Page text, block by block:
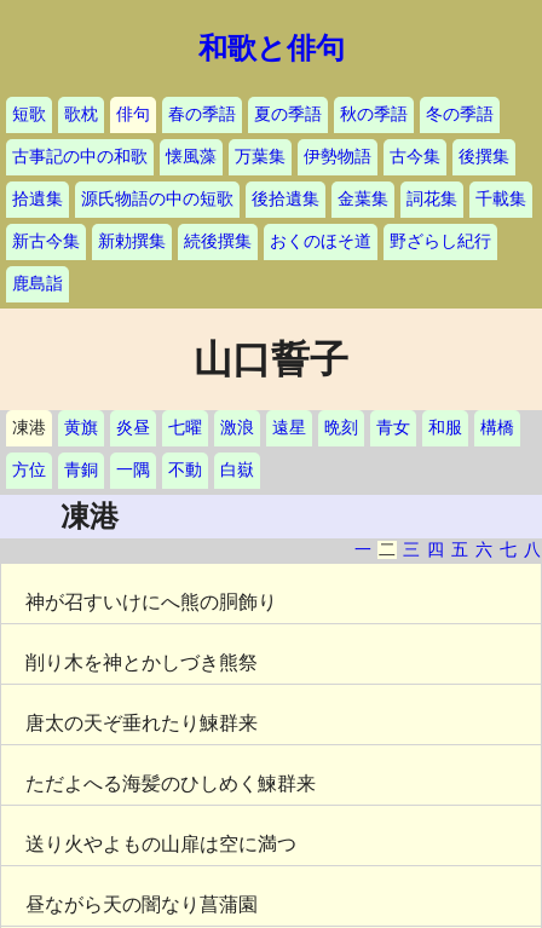
和歌と俳句
短歌 歌枕 俳句 春の季語 夏の季語 秋の季語 冬の季語
古事記の中の和歌 懐風藻 万葉集 伊勢物語 古今集 後撰集
拾遺集 源氏物語の中の短歌 後拾遺集 金葉集 詞花集 千載集
新古今集 新勅撰集 続後撰集 おくのほそ道 野ざらし紀行
鹿島詣
山口誓子
凍港 黄旗 炎昼 七曜 激浪 遠星 晩刻 青女 和服 構橋
方位 青銅 一隅 不動 白嶽
凍港
一 二 三 四 五 六 七 八
神が召すいけにへ熊の胴飾り
削り木を神とかしづき熊祭
唐太の天ぞ垂れたり鰊群来
ただよへる海髪のひしめく鰊群来
送り火やよもの山扉は空に満つ
昼ながら天の闇なり菖蒲園